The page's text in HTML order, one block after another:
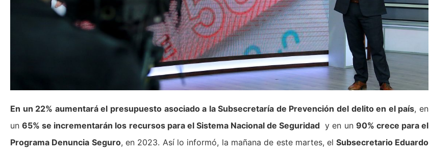
En un 22% aumentará el presupuesto asociado a la Subsecretaría de Prevención del delito en el país, en
un65% se incrementarán los recursos para el Sistema Nacional de Seguridad y en un 90% crece para el
Programa Denuncia Seguro, en 2023. Así lo informó, la mañana de este martes, el Subsecretario Eduardo